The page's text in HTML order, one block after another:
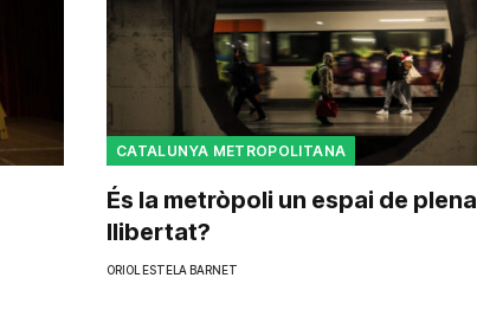
CATALUNYA METROPOLITANA
És la metròpoli un espai de plena
llibertat?
ORIOL ESTELA BARNET